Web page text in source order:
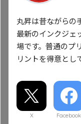
丸昇は昔ながらの
最新のインクジェ
場です。普通のプ
リントを得意とし
X Facebook